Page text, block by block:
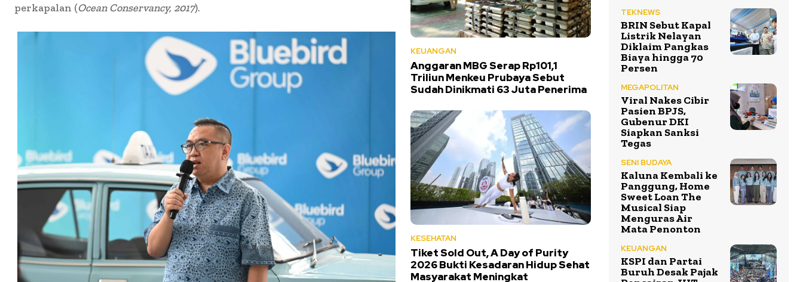
perkapalan (Ocean Conservancy, 2017).
KEUANGAN
Anggaran MBG Serap Rp101,1
Triliun Menkeu Prubaya Sebut
Sudah Dinikmati 63 Juta Penerima
KESEHATAN
Tiket Sold Out, A Day of Purity
2026 Bukti Kesadaran Hidup Sehat
Masyarakat Meningkat
TEKNEWS
BRIN Sebut Kapal
Listrik Nelayan
Diklaim Pangkas
Biaya hingga 70
Persen
MEGAPOLITAN
Viral Nakes Cibir
Pasien BPJS,
Gubenur DKI
Siapkan Sanksi
Tegas
SENI BUDAYA
Kaluna Kembali ke
Panggung, Home
Sweet Loan The
Musical Siap
Menguras Air
Mata Penonton
KEUANGAN
KSPI dan Partai
Buruh Desak Pajak